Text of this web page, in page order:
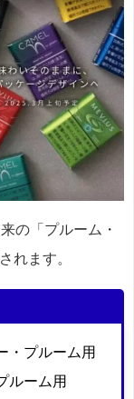
の「プルーム・
れます。
・プルーム用
ルーム用